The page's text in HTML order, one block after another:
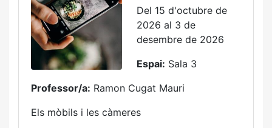
Del 15 d'octubre de
2026 al 3 de
desembre de 2026
Espai: Sala 3
Professor/a: Ramon Cugat Mauri
Els mòbils i les càmeres